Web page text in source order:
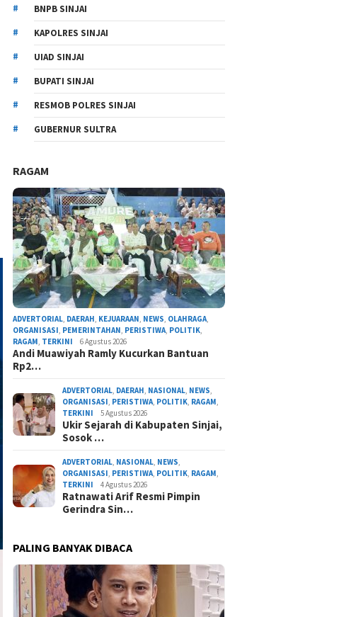
BNPB SINJAI
KAPOLRES SINJAI
UIAD SINJAI
BUPATI SINJAI
RESMOB POLRES SINJAI
GUBERNUR SULTRA
RAGAM
ADVERTORIAL DAERAH KEJUARAAN NEWS OLAHRAGA
ORGANISASI PEMERINTAHAN PERISTIWA POLITIK
RAGAM TERKINI 6 Agustus 2026
Andi Muawiyah Ramly Kucurkan Bantuan
Rp2…
ADVERTORIAL DAERAH NASIONAL NEWS
ORGANISASI PERISTIWA POLITIK RAGAM
TERKINI
5 Agustus 2026
Ukir Sejarah di Kabupaten Sinjai,
Sosok …
ADVERTORIAL NASIONAL NEWS
ORGANISASI PERISTIWA POLITIK RAGAM
TERKINI
4 Agustus 2026
Ratnawati Arif Resmi Pimpin
Gerindra Sin…
PALING BANYAK DIBACA